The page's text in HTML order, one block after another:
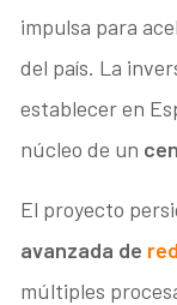
impulsa para
del país. La
establecer en
núcleo de un
El proyecto
avanzada de
múltiples